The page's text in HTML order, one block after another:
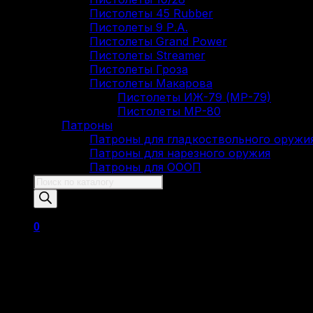
Пистолеты 45 Rubber
Пистолеты 9 Р.А.
Пистолеты Grand Power
Пистолеты Streamer
Пистолеты Гроза
Пистолеты Макарова
Пистолеты ИЖ-79 (МР-79)
Пистолеты МР-80
Патроны
Патроны для гладкоствольного
Патроны для нарезного оружия
Патроны для ОООП
Поиск
товаров
0